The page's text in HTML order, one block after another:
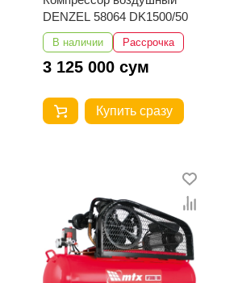
DENZEL 58064 DK1500/50
В наличии Рассрочка
3 125 000 сум
Купить сразу